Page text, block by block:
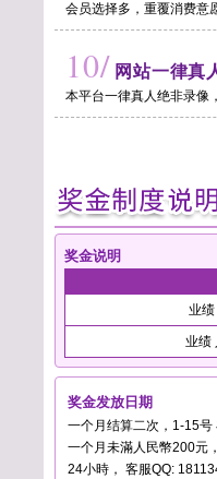
会员选择多，重覆消费意
10/ 网站一律真
本平台一律真人绝非录像
奖金说明
业
业绩
奖金发放日期
一个月结算二次，1-15号
一个月未滿人民幣200元
24小時， 客服QQ: